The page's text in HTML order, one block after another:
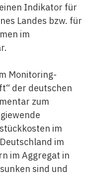
Indikator für
Landes bzw. für
im
Monitoring-
der deutschen
zum
im
im
im Aggregat in
sind und